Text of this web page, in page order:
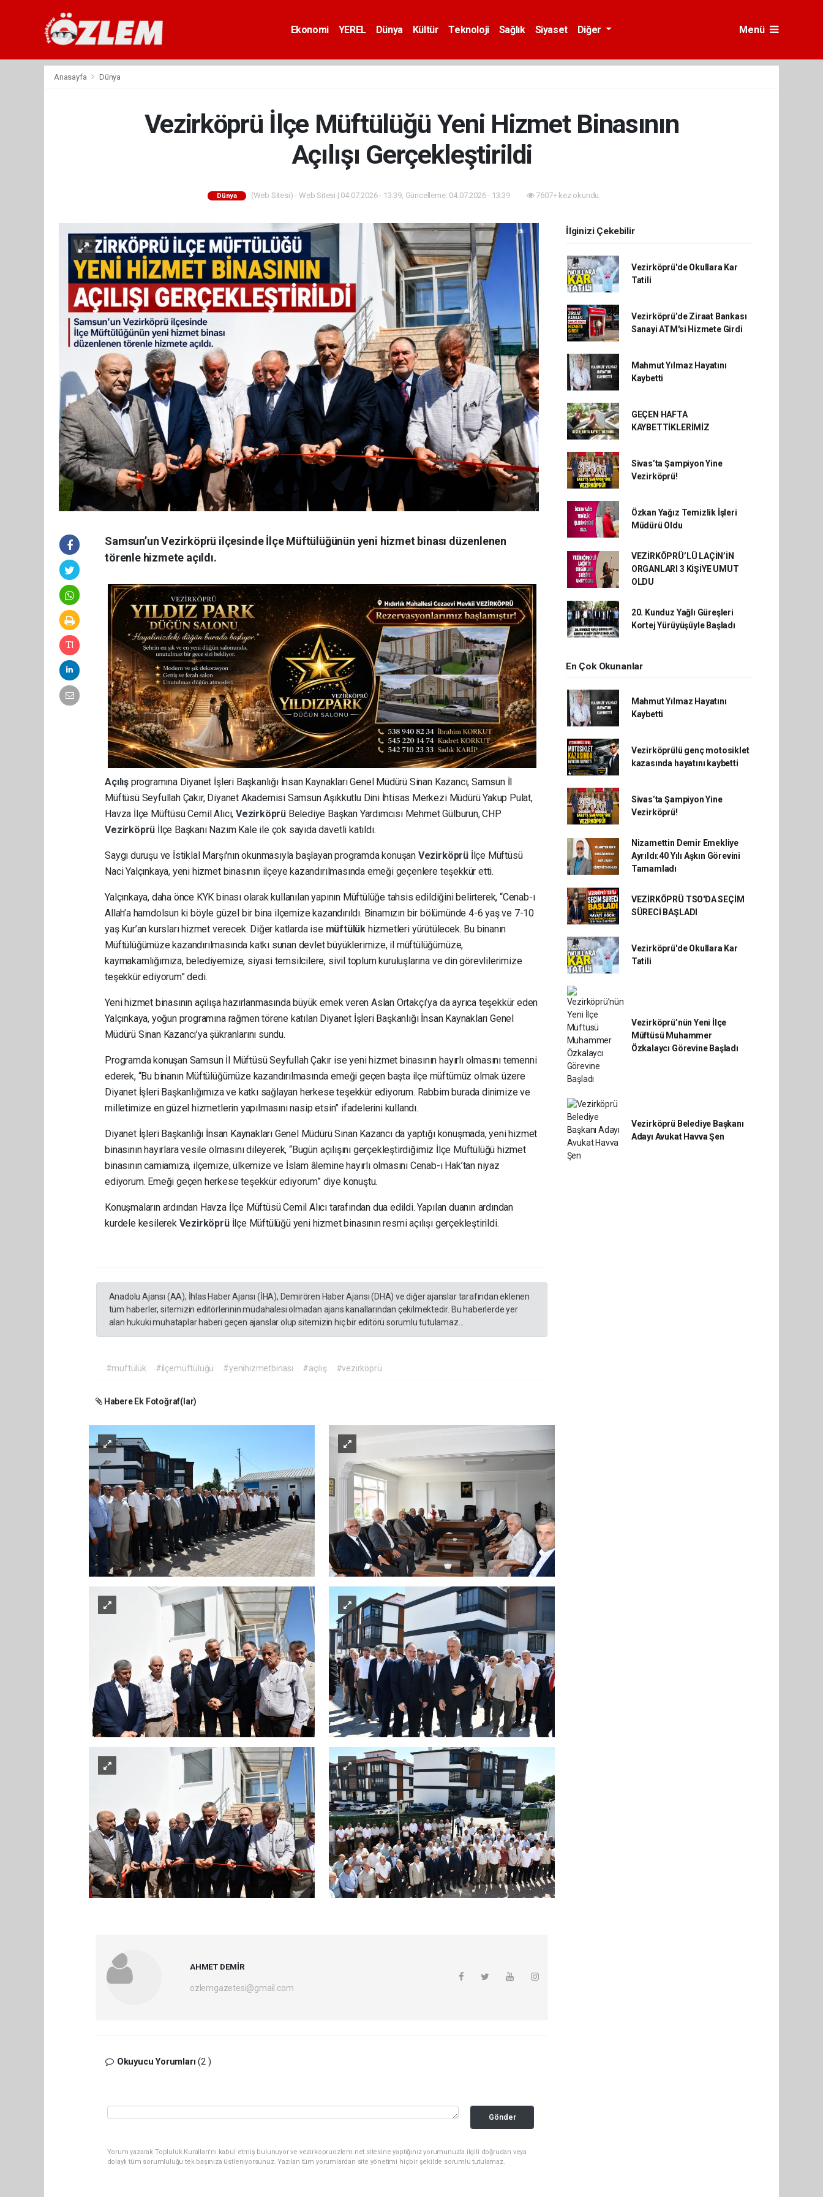
Ekonomi YEREL Dünya Kültür Teknoloji Sağlık Siyaset Diğer Menü
Anasayfa Dünya
Vezirköprü İlçe Müftülüğü Yeni Hizmet Binasının
Açılışı Gerçekleştirildi
Dünya (Web Sitesi) - Web Sitesi | 04.07.2026 - 13:39, Güncelleme: 04.07.2026 - 13:39 7607+ kez okundu.
Samsun’un Vezirköprü ilçesinde İlçe Müftülüğünün yeni hizmet binası düzenlenen
törenle hizmete açıldı.
Açılış programına Diyanet İşleri Başkanlığı İnsan Kaynakları Genel Müdürü Sinan Kazancı, Samsun İl
Müftüsü Seyfullah Çakır, Diyanet Akademisi Samsun Aşıkkutlu Dini İhtisas Merkezi Müdürü Yakup Pulat,
Havza İlçe Müftüsü Cemil Alıcı, Vezirköprü Belediye Başkan Yardımcısı Mehmet Gülburun, CHP
Vezirköprü İlçe Başkanı Nazım Kale ile çok sayıda davetli katıldı.
Saygı duruşu ve İstiklal Marşı'nın okunmasıyla başlayan programda konuşan Vezirköprü İlçe Müftüsü
Naci Yalçınkaya, yeni hizmet binasının ilçeye kazandırılmasında emeği geçenlere teşekkür etti.
Yalçınkaya, daha önce KYK binası olarak kullanılan yapının Müftülüğe tahsis edildiğini belirterek, “Cenab-ı
Allah’a hamdolsun ki böyle güzel bir bina ilçemize kazandırıldı. Binamızın bir bölümünde 4-6 yaş ve 7-10
yaş Kur’an kursları hizmet verecek. Diğer katlarda ise müftülük hizmetleri yürütülecek. Bu binanın
Müftülüğümüze kazandırılmasında katkı sunan devlet büyüklerimize, il müftülüğümüze,
kaymakamlığımıza, belediyemize, siyasi temsilcilere, sivil toplum kuruluşlarına ve din görevlilerimize
teşekkür ediyorum” dedi.
Yeni hizmet binasının açılışa hazırlanmasında büyük emek veren Aslan Ortakçı’ya da ayrıca teşekkür eden
Yalçınkaya, yoğun programına rağmen törene katılan Diyanet İşleri Başkanlığı İnsan Kaynakları Genel
Müdürü Sinan Kazancı’ya şükranlarını sundu.
Programda konuşan Samsun İl Müftüsü Seyfullah Çakır ise yeni hizmet binasının hayırlı olmasını temenni
ederek, “Bu binanın Müftülüğümüze kazandırılmasında emeği geçen başta ilçe müftümüz olmak üzere
Diyanet İşleri Başkanlığımıza ve katkı sağlayan herkese teşekkür ediyorum. Rabbim burada dinimize ve
milletimize en güzel hizmetlerin yapılmasını nasip etsin” ifadelerini kullandı.
Diyanet İşleri Başkanlığı İnsan Kaynakları Genel Müdürü Sinan Kazancı da yaptığı konuşmada, yeni hizmet
binasının hayırlara vesile olmasını dileyerek, “Bugün açılışını gerçekleştirdiğimiz İlçe Müftülüğü hizmet
binasının camiamıza, ilçemize, ülkemize ve İslam âlemine hayırlı olmasını Cenab-ı Hak’tan niyaz
ediyorum. Emeği geçen herkese teşekkür ediyorum” diye konuştu.
Konuşmaların ardından Havza İlçe Müftüsü Cemil Alıcı tarafından dua edildi. Yapılan duanın ardından
kurdele kesilerek Vezirköprü İlçe Müftülüğü yeni hizmet binasının resmi açılışı gerçekleştirildi.
Anadolu Ajansı (AA), İhlas Haber Ajansı (İHA), Demirören Haber Ajansı (DHA) ve diğer ajanslar tarafından eklenen
tüm haberler, sitemizin editörlerinin müdahalesi olmadan ajans kanallarından çekilmektedir. Bu haberlerde yer
alan hukuki muhataplar haberi geçen ajanslar olup sitemizin hiç bir editörü sorumlu tutulamaz...
#müftülük #ilçemüftülüğü #yenihizmetbinası #açılış #vezirköprü
Habere Ek Fotoğraf(lar)
AHMET DEMİR
ozlemgazetesi@gmail.com
Okuyucu Yorumları(2 )
Gönder
Yorum yazarak Topluluk Kuralları’nı kabul etmiş bulunuyor ve vezirkopruozlem.net sitesine yaptığınız yorumunuzla ilgili doğrudan veya
dolaylı tüm sorumluluğu tek başınıza üstleniyorsunuz. Yazılan tüm yorumlardan site yönetimi hiçbir şekilde sorumlu tutulamaz.
İlginizi Çekebilir
Vezirköprü'de Okullara Kar
Tatili
Vezirköprü’de Ziraat Bankası
Sanayi ATM'si Hizmete Girdi
Mahmut Yılmaz Hayatını
Kaybetti
GEÇEN HAFTA
KAYBETTİKLERİMİZ
Sivas’ta Şampiyon Yine
Vezirköprü!
Özkan Yağız Temizlik İşleri
Müdürü Oldu
VEZİRKÖPRÜ’LÜ LAÇİN’İN
ORGANLARI 3 KİŞİYE UMUT
OLDU
20. Kunduz Yağlı Güreşleri
Kortej Yürüyüşüyle Başladı
En Çok Okunanlar
Mahmut Yılmaz Hayatını
Kaybetti
Vezirköprülü genç motosiklet
kazasında hayatını kaybetti
Sivas’ta Şampiyon Yine
Vezirköprü!
Nizamettin Demir Emekliye
Ayrıldı:40 Yılı Aşkın Görevini
Tamamladı
VEZİRKÖPRÜ TSO'DA SEÇİM
SÜRECİ BAŞLADI
Vezirköprü'de Okullara Kar
Tatili
Vezirköprü’nün Yeni İlçe
Müftüsü Muhammer
Özkalaycı Görevine Başladı
Vezirköprü Belediye Başkanı
Adayı Avukat Havva Şen